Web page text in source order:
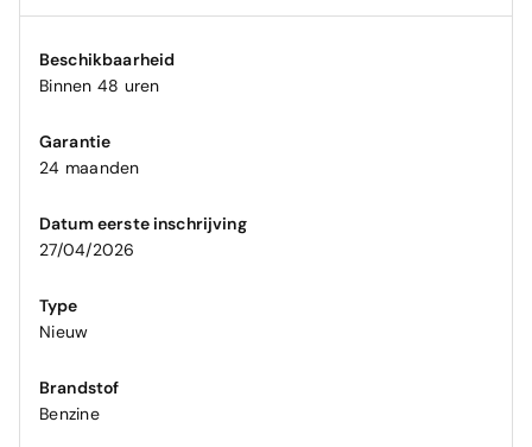
Beschikbaarheid
Binnen 48 uren
Garantie
24 maanden
Datum eerste inschrijving
27/04/2026
Type
Nieuw
Brandstof
Benzine